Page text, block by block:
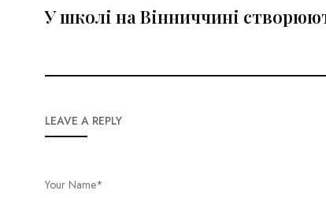
У школі на Вінниччині
LEAVE A REPLY